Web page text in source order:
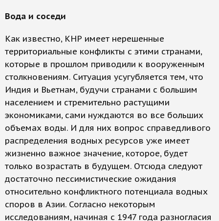
Вода и соседи
Как известно, КНР имеет нерешенные
территориальные конфликты с этими странами,
которые в прошлом приводили к вооруженным
столкновениям. Ситуация усугубляется тем, что
Индия и Вьетнам, будучи странами с большим
населением и стремительно растущими
экономиками, сами нуждаются во все больших
объемах воды. И для них вопрос справедливого
распределения водных ресурсов уже имеет
жизненно важное значение, которое, будет
только возрастать в будущем. Отсюда следуют
достаточно пессимистические ожидания
относительно конфликтного потенциала водных
споров в Азии. Согласно некоторым
исследованиям, начиная с 1947 года разногласия